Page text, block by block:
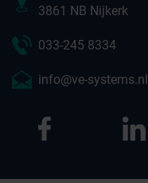
3861 NB Nijkerk
033-245 8334
info@ve-systems.nl